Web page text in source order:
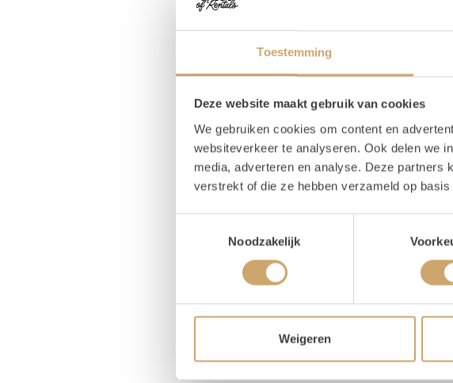
Toestemming
Deze website maakt gebruik van cookies
We gebruiken cookies om content en
websiteverkeer te analyseren. Ook delen we
media, adverteren en analyse. Deze partners
verstrekt of die ze hebben verzameld op
Noodzakelijk
Weigeren
Magazijn voorraad
Diameter